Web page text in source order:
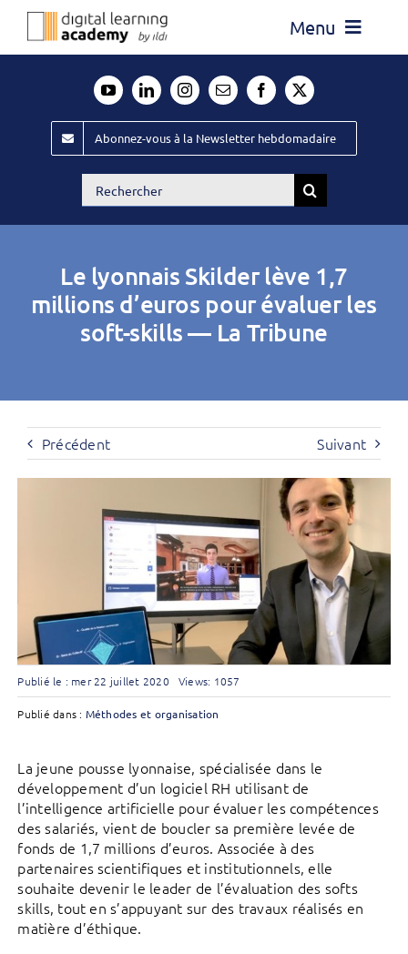
Passer
Menu
Évènements ILDI
Offres d’emploi
Publiez
Abonnez-vous à la Newsletter hebdomadaire
Rechercher:
Le lyonnais Skilder lève 1,7
millions d’euros pour évaluer les
soft-skills — La Tribune
Précédent Suivant
Publié le : mer 22 juillet 2020 Views: 1057
Publié dans : Méthodes et organisation
La jeune pousse lyonnaise, spécialisée dans le
développement d’un logiciel RH utilisant de
l’intelligence artificielle pour évaluer les compétences
des salariés, vient de boucler sa première levée de
fonds de 1,7 millions d’euros. Associée à des
partenaires scientifiques et institutionnels, elle
souhaite devenir le leader de l’évaluation des softs
skills, tout en s’appuyant sur des travaux réalisés en
matière d’éthique.